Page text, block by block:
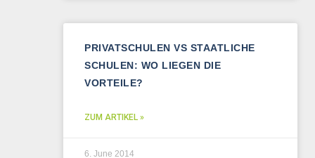
PRIVATSCHULEN VS STAATLICHE
SCHULEN: WO LIEGEN DIE
VORTEILE?
ZUM ARTIKEL »
6. June 2014